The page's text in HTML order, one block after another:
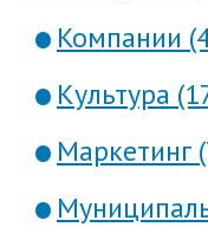
Компании
Культура
Маркетинг